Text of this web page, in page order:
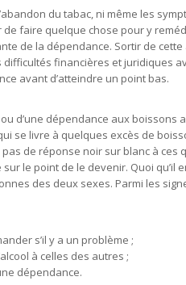
du tabac, ni même les
de faire quelque chose pour y
de la dépendance. Sortir de
financières et juridiques
avant d’atteindre un point bas.
d’une dépendance aux
se livre à quelques excès de
de réponse noir sur blanc à
le point de le devenir. Quoi
des deux sexes. Parmi les
s’il y a un problème ;
à celles des autres ;
dépendance.